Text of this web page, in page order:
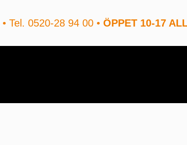
• Tel. 0520-28 94 00 • ÖPPET 10-17